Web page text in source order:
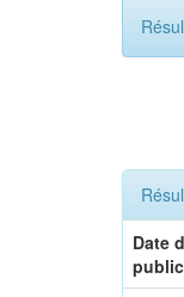
Date